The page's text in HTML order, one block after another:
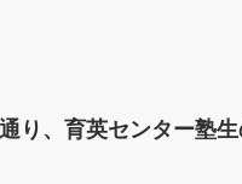
り、育英センター塾